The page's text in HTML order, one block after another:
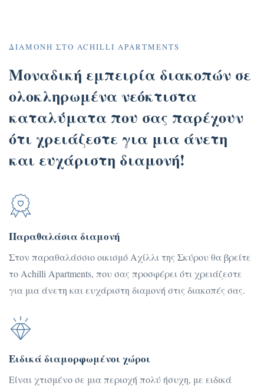
ΔΙΑΜΟΝΉ ΣΤΟ ACHILLI APARTMENTS
Μοναδική εμπειρία διακοπών σε
ολοκληρωμένα νεόκτιστα
καταλύματα που σας παρέχουν
ότι χρειάζεστε για μια άνετη
και ευχάριστη διαμονή!
Παραθαλάσια διαμονή
Στον παραθαλάσσιο οικισμό Αχίλλι της Σκύρου θα βρείτε
το Achilli Apartments, που σας προσφέρει ότι χρειάζεστε
για μια άνετη και ευχάριστη διαμονή στις διακοπές σας.
Ειδικά διαμορφωμένοι χώροι
Είναι χτισμένο σε μια περιοχή πολύ ήσυχη, με ειδικά